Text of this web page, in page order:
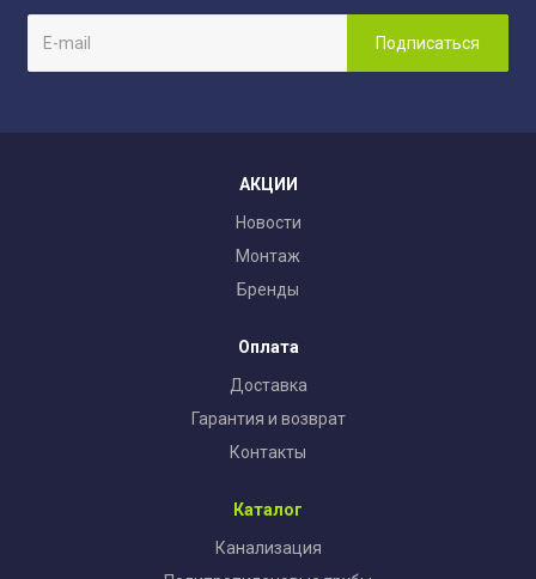
АКЦИИ
Новости
Монтаж
Бренды
Оплата
Доставка
Гарантия и возврат
Контакты
Каталог
Канализация